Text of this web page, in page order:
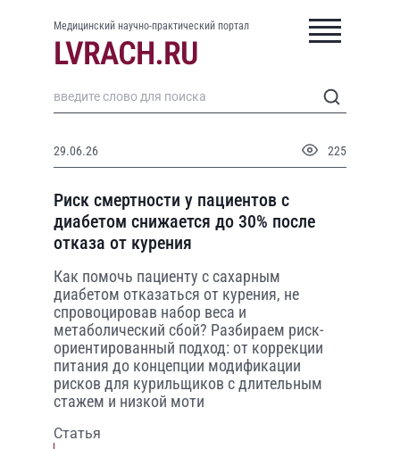
Медицинский научно-практический портал
29.06.26 225
Риск смертности у пациентов с
диабетом снижается до 30% после
отказа от курения
Как помочь пациенту с сахарным
диабетом отказаться от курения, не
спровоцировав набор веса и
метаболический сбой? Разбираем риск-
ориентированный подход: от коррекции
питания до концепции модификации
рисков для курильщиков с длительным
стажем и низкой моти
Статья